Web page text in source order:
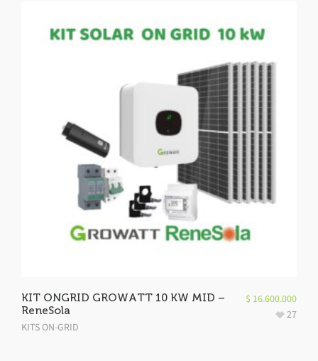
KIT ONGRID GROWATT 10 KW MID –
ReneSola
KITS ON-GRID
$ 16.600.000
27